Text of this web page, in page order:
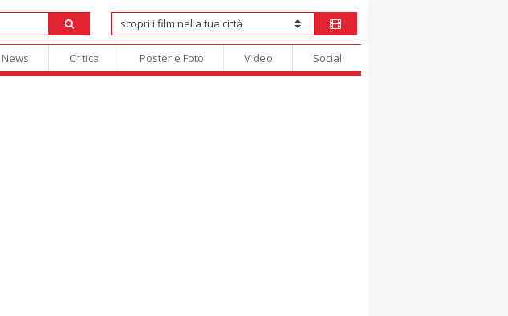
News Critica Poster e Foto Video Social